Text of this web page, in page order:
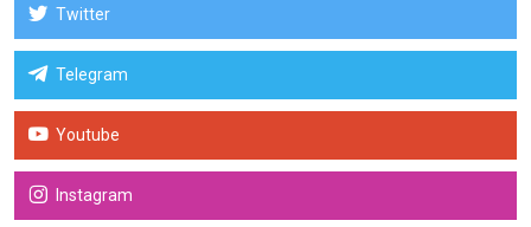
Twitter
Telegram
Youtube
Instagram